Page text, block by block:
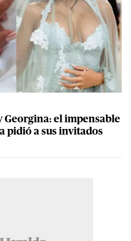
Georgina: el impensable
pidió a sus invitados